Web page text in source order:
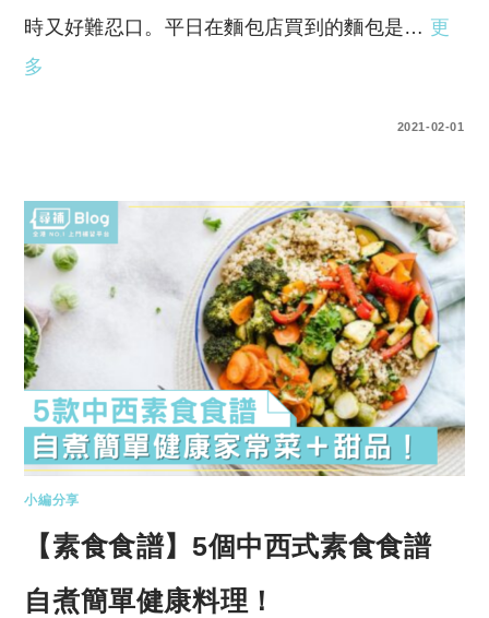
時又好難忍口。平日在麵包店買到的麵包是… 更
多
2021-02-01
小編分享
【素食食譜】5個中西式素食食譜
自煮簡單健康料理！